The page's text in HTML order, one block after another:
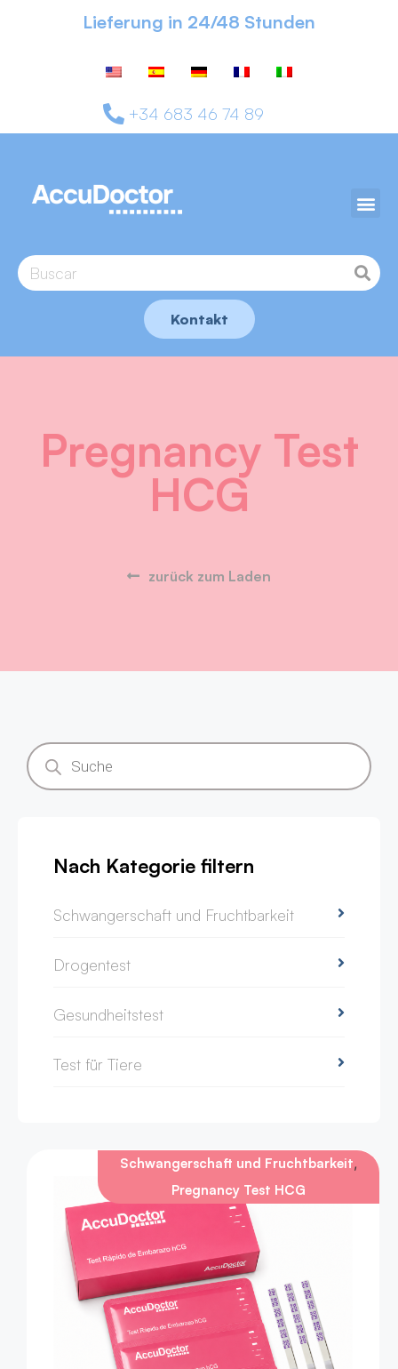
Lieferung in 24/48 Stunden
+34 683 46 74 89
Kontakt
Pregnancy Test
HCG
zurück zum Laden
Nach Kategorie filtern
Schwangerschaft und Fruchtbarkeit
Drogentest
Gesundheitstest
Test für Tiere
Schwangerschaft und Fruchtbarkeit,
Pregnancy Test HCG